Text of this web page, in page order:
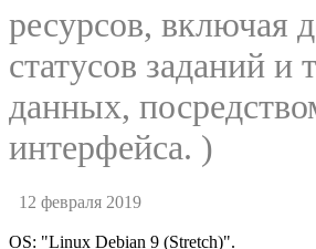
ресурсов, включая
статусов заданий и
данных,
интерфейса. )
12 февраля 2019
OS: "Linux Debian 9 (Stretch)".